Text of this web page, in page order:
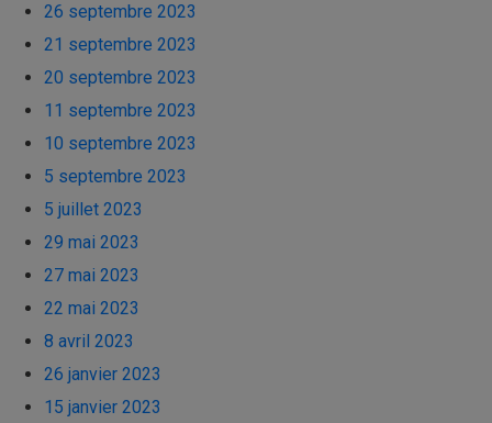
26 septembre 2023
21 septembre 2023
20 septembre 2023
11 septembre 2023
10 septembre 2023
5 septembre 2023
5 juillet 2023
29 mai 2023
27 mai 2023
22 mai 2023
8 avril 2023
26 janvier 2023
15 janvier 2023